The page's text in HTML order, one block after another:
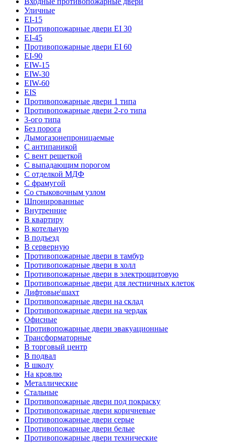
Уличные
EI-15
Противопожарные двери EI 30
EI-45
Противопожарные двери EI 60
EI-90
EIW-15
EIW-30
EIW-60
EIS
Противопожарные двери 1 типа
Противопожарные двери 2-го типа
3-ого типа
Без порога
Дымогазонепроницаемые
С антипаникой
С вент решеткой
С выпадающим порогом
С отделкой МДФ
С фрамугой
Со стыковочным узлом
Шпонированные
Внутренние
В квартиру
В котельную
В подъезд
В серверную
Противопожарные двери в тамбур
Противопожарные двери в холл
Противопожарные двери в электрощитовую
Противопожарные двери для лестничных клеток
Лифтовые\шахт
Противопожарные двери на склад
Противопожарные двери на чердак
Офисные
Противопожарные двери эвакуационные
Трансформаторные
В торговый центр
В подвал
В школу
На кровлю
Металлические
Стальные
Противопожарные двери под покраску
Противопожарные двери коричневые
Противопожарные двери серые
Противопожарные двери белые
Противопожарные двери технические